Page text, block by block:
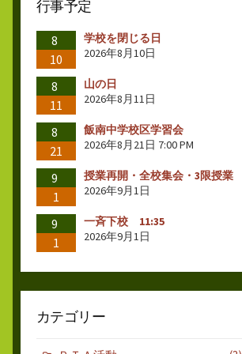
行事予定
8
10
学校を閉じる日
2026年8月10日
8
11
山の日
2026年8月11日
8
21
飯南中学校区学習会
2026年8月21日 7:00 PM
9
1
授業再開・全校集会・3限授業
2026年9月1日
9
1
一斉下校 11:35
2026年9月1日
カテゴリー